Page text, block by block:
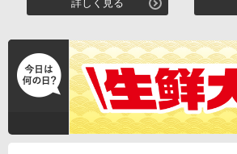
詳しく見る